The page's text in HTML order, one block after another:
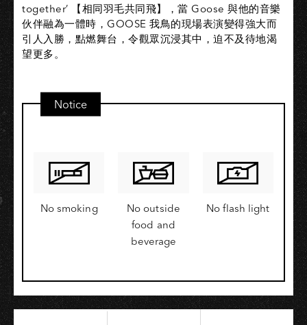
together’ 【相同羽毛共同飛】，當 Goose 與他的音樂
伙伴融為一體時，GOOSE 我鳥的現場表演變得強大而
引人入勝，點燃舞台，令觀眾沉浸其中，迫不及待地渴
望更多。
Notice
No smoking
No outside
food and
beverage
No flash light